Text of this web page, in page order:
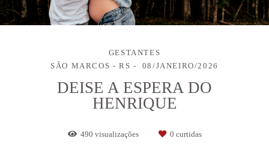
GESTANTES
SÃO MARCOS - RS
08/JANEIRO/2026
DEISE A ESPERA DO
HENRIQUE
490 visualizações 0 curtidas